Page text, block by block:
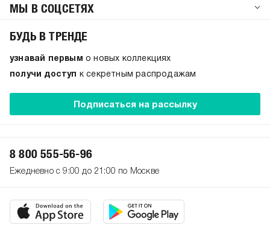
МЫ В СОЦСЕТЯХ
БУДЬ В ТРЕНДЕ
узнавай первым о новых коллекциях
получи доступ к секретным распродажам
Подписаться на рассылку
8 800 555-56-96
Ежедневно с 9:00 до 21:00 по Москве